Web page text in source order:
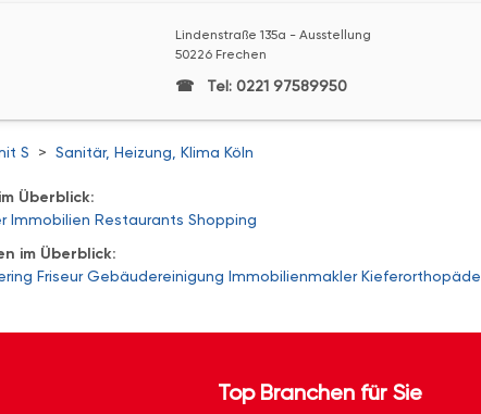
Lindenstraße 135a - Ausstellung
50226 Frechen
Tel: 0221 97589950
S > Sanitär, Heizung, Klima Köln
Überblick:
Immobilien Restaurants Shopping
im Überblick:
Friseur Gebäudereinigung Immobilienmakler Kieferorthopäde
Top Branchen für Sie